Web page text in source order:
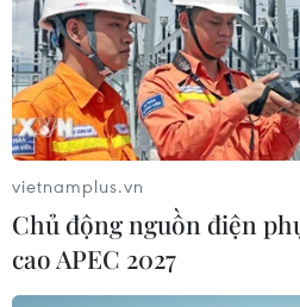
Mỹ tăng lãi suất lần
mức tăng 0.25%
20/12/2018 01:07
Ngày 19/12, Cục Dự trữ Liên
vietnamplus.vn
Chủ động nguồn điện
cao APEC 2027